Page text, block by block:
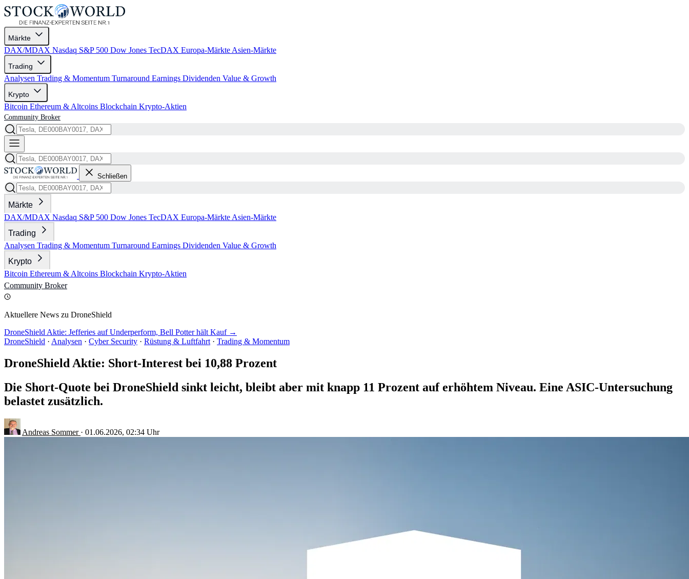
Märkte
DAX/MDAX Nasdaq S&P 500 Dow Jones TecDAX Europa-Märkte Asien-Märkte
Trading
Analysen Trading & Momentum Turnaround Earnings Dividenden Value & Growth
Krypto
Bitcoin Ethereum & Altcoins Blockchain Krypto-Aktien
Community Broker
Schließen
Märkte
DAX/MDAX Nasdaq S&P 500 Dow Jones TecDAX Europa-Märkte Asien-Märkte
Trading
Analysen Trading & Momentum Turnaround Earnings Dividenden Value & Growth
Krypto
Bitcoin Ethereum & Altcoins Blockchain Krypto-Aktien
Community Broker
Aktuellere News zu DroneShield
DroneShield Aktie: Jefferies auf Underperform, Bell Potter hält Kauf →
DroneShield · Analysen · Cyber Security · Rüstung & Luftfahrt · Trading & Momentum
DroneShield Aktie: Short-Interest bei 10,88 Prozent
Die Short-Quote bei DroneShield sinkt leicht, bleibt aber mit knapp 11 Prozent auf erhöhtem Niveau. Eine ASIC-Untersuchung
belastet zusätzlich.
Andreas Sommer · 01.06.2026, 02:34 Uhr